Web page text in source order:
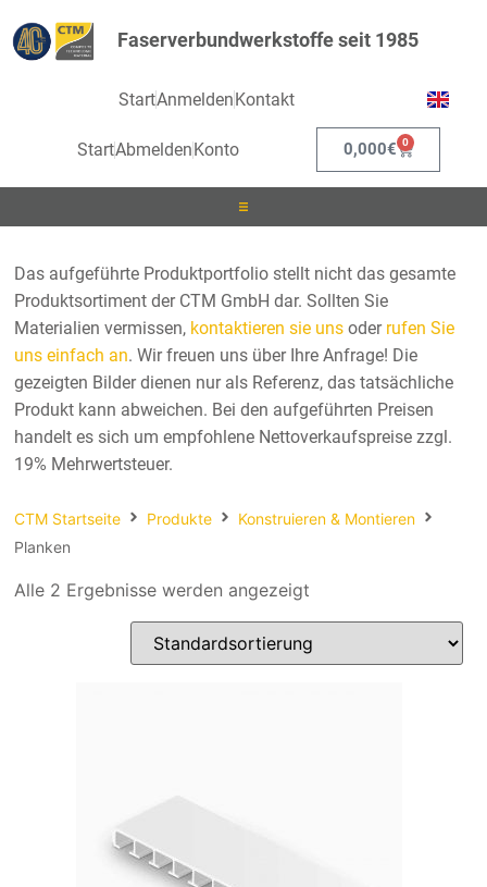
Faserverbundwerkstoffe seit 1985
StartAnmeldenKontakt
StartAbmelden Konto 0,000€ 0
Kleben
Beschichten
Das aufgeführte Produktportfolio stellt nicht das gesamte
Produktsortiment der CTM GmbH dar. Sollten Sie
Materialien vermissen, kontaktieren sie uns oder rufen Sie
uns einfach an. Wir freuen uns über Ihre Anfrage! Die
gezeigten Bilder dienen nur als Referenz, das tatsächliche
Produkt kann abweichen. Bei den aufgeführten Preisen
handelt es sich um empfohlene Nettoverkaufspreise zzgl.
19% Mehrwertsteuer.
CTM Startseite Produkte
Konstruieren & Montieren
Planken
Alle 2 Ergebnisse werden angezeigt